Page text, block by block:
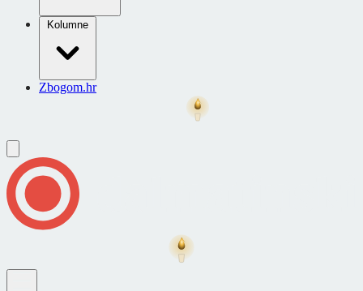
Kolumne
Zbogom.hr